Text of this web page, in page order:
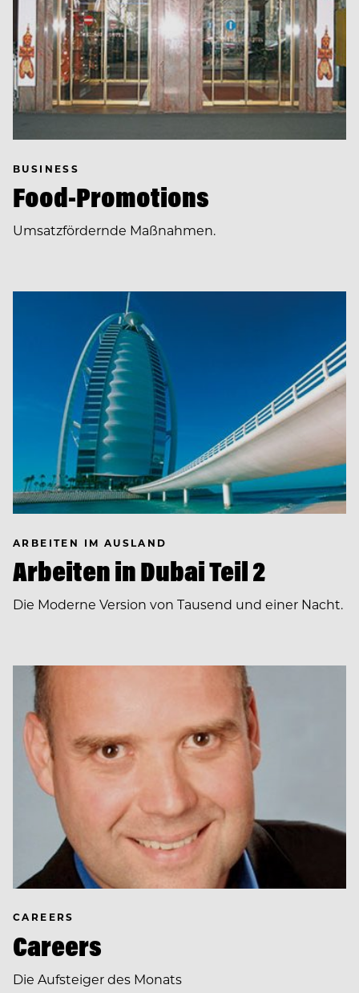
BUSINESS
Food-Promotions
Umsatzfördernde Maßnahmen.
ARBEITEN IM AUSLAND
Arbeiten in Dubai Teil 2
Die Moderne Version von Tausend und einer Nacht.
CAREERS
Careers
Die Aufsteiger des Monats